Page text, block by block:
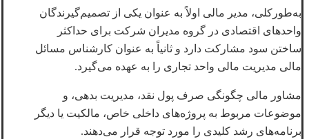
به‌طورکلی، مدیر مالی اولاً به عنوان یکی از تصمیم‌گیرندگان
واحدهای اقتصادی در گروه مدیران شرکت برای حداکثر
ساختن سود مشارکت دارد و ثانیاً به عنوان کارشناس مسائل
مالی مدیریت مالی واحد تجاری را به عهده می‌گیرد.
مشاور مالی چگونگی صرف پول نقد، مدیریت بدهی، و
موضوعات مربوط به پروژه‌های داخلی خاص، مالکیت یا دیگر
برنامه‌های رشد کلیدی را مورد توجه قرار می‌دهند.